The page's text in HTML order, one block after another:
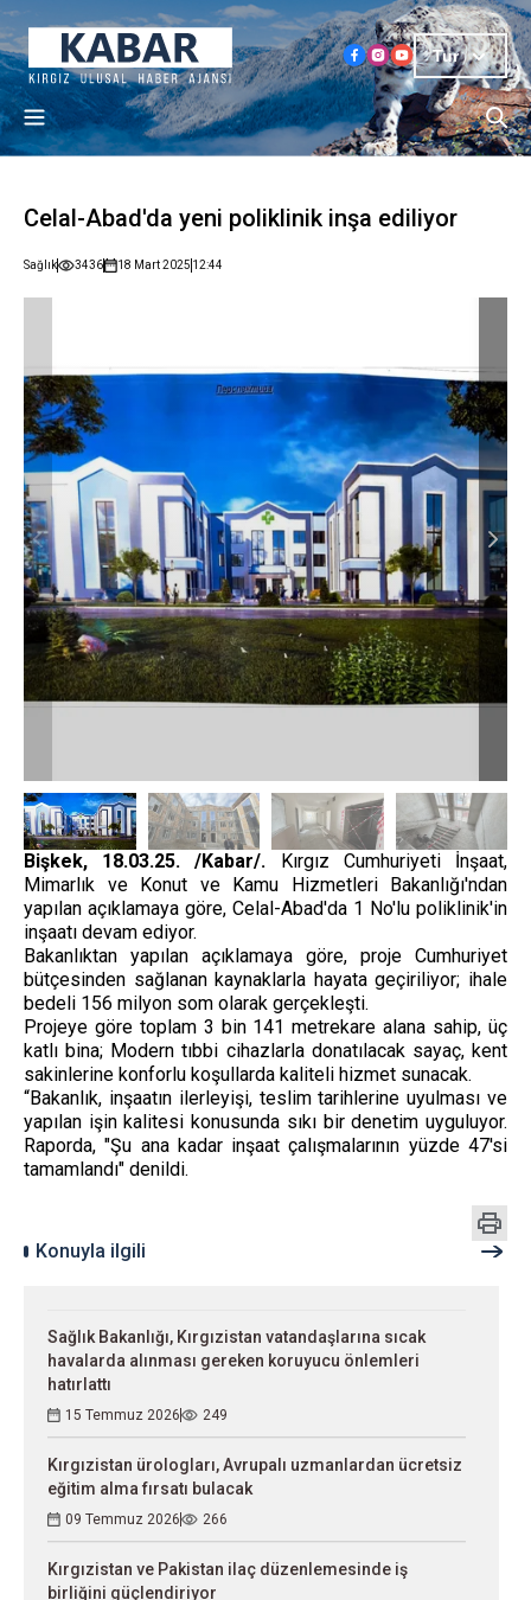
Tur
Celal-Abad'da yeni poliklinik inşa ediliyor
Sağlık 3436 18 Mart 2025 12:44
Bişkek, 18.03.25. /Kabar/. Kırgız Cumhuriyeti İnşaat,
Mimarlık ve Konut ve Kamu Hizmetleri Bakanlığı'ndan
yapılan açıklamaya göre, Celal-Abad'da 1 No'lu poliklinik'in
inşaatı devam ediyor.
Bakanlıktan yapılan açıklamaya göre, proje Cumhuriyet
bütçesinden sağlanan kaynaklarla hayata geçiriliyor; ihale
bedeli 156 milyon som olarak gerçekleşti.
Projeye göre toplam 3 bin 141 metrekare alana sahip, üç
katlı bina; Modern tıbbi cihazlarla donatılacak sayaç, kent
sakinlerine konforlu koşullarda kaliteli hizmet sunacak.
“Bakanlık, inşaatın ilerleyişi, teslim tarihlerine uyulması ve
yapılan işin kalitesi konusunda sıkı bir denetim uyguluyor.
Raporda, "Şu ana kadar inşaat çalışmalarının yüzde 47'si
tamamlandı" denildi.
Konuyla ilgili
Sağlık Bakanlığı, Kırgızistan vatandaşlarına sıcak
havalarda alınması gereken koruyucu önlemleri
hatırlattı
15 Temmuz 2026 249
Kırgızistan ürologları, Avrupalı uzmanlardan ücretsiz
eğitim alma fırsatı bulacak
09 Temmuz 2026 266
Kırgızistan ve Pakistan ilaç düzenlemesinde iş
birliğini güçlendiriyor